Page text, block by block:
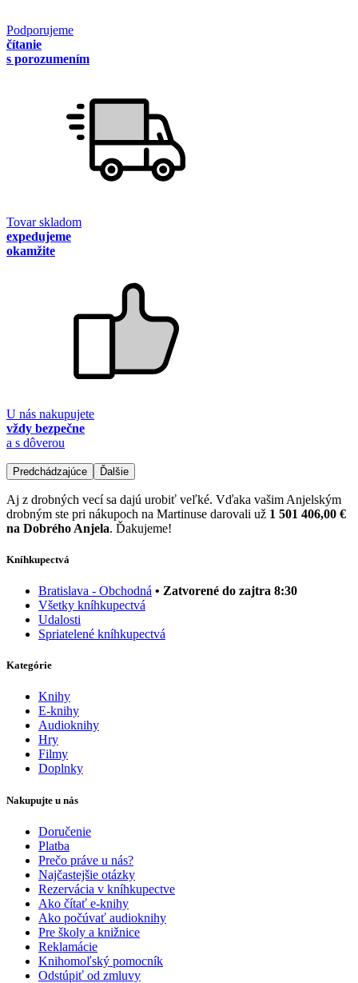
Podporujeme
čítanie
s porozumením
Tovar skladom
expedujeme
okamžite
U nás nakupujete
vždy bezpečne
a s dôverou
Predchádzajúce Ďalšie
Aj z drobných vecí sa dajú urobiť veľké. Vďaka vašim Anjelským
drobným ste pri nákupoch na Martinuse darovali už 1 501 406,00 €
na Dobrého Anjela. Ďakujeme!
Kníhkupectvá
Bratislava - Obchodná • Zatvorené do zajtra 8:30
Všetky kníhkupectvá
Udalosti
Spriatelené kníhkupectvá
Kategórie
Knihy
E-knihy
Audioknihy
Hry
Filmy
Doplnky
Nakupujte u nás
Doručenie
Platba
Prečo práve u nás?
Najčastejšie otázky
Rezervácia v kníhkupectve
Ako čítať e-knihy
Ako počúvať audioknihy
Pre školy a knižnice
Reklamácie
Knihomoľský pomocník
Odstúpiť od zmluvy